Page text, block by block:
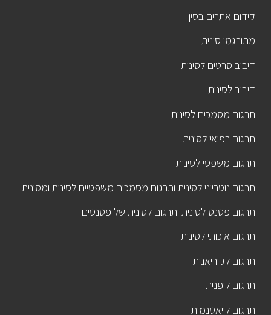
קידום אתרים בסין
מתורגמן סינית
דיבוב סרטים לסינית
דיבוב לסינית
תרגום מסמכים לסינית
תרגום רפואי לסינית
תרגום משפטי לסינית
תרגום נוטריוני לסינית ותרגום מסמכים משפטיים לסינית ומסינית
תרגום פטנט לסינית ותרגום לסינית של פטנטים
תרגום איכותי לסינית
תרגום לקוריאנית
תרגום ליפנית
תרגום לויאטנמית